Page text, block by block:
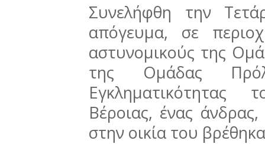
Συνελήφθη την
απόγευμα, σε
αστυνομικούς της
της Ομάδας
Εγκληματικότητας
Βέροιας, ένας
στην οικία του